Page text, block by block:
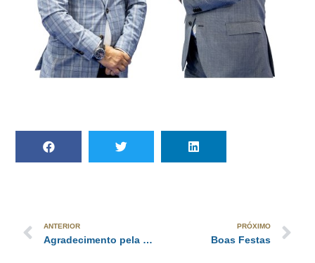
ANTERIOR
Agradecimento pela sua visita EMAF2023
PRÓXIMO
Boas Festas